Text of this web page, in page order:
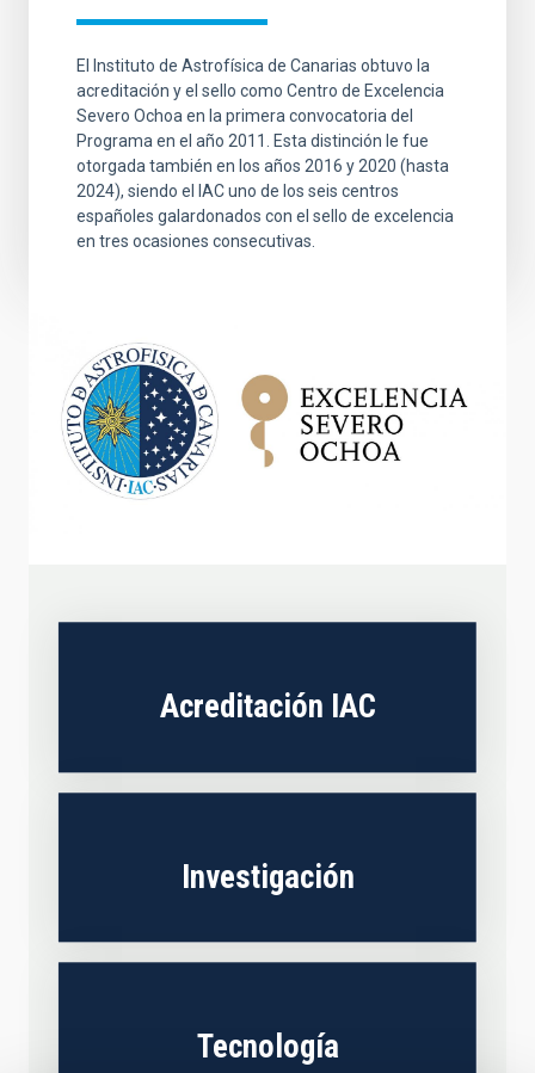
El Instituto de Astrofísica de Canarias obtuvo la
acreditación y el sello como Centro de Excelencia
Severo Ochoa en la primera convocatoria del
Programa en el año 2011. Esta distinción le fue
otorgada también en los años 2016 y 2020 (hasta
2024), siendo el IAC uno de los seis centros
españoles galardonados con el sello de excelencia
en tres ocasiones consecutivas.
Acreditación IAC
Investigación
Tecnología